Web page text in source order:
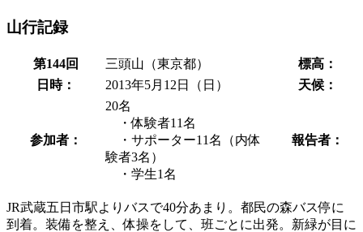
山行記録
第144回 三頭山（東京都）
標高：
日時：
2013年5月12日（日） 天候：
参加者：
20名
・体験者11名
・サポーター11名（内体
験者3名）
・学生1名
報告者：
JR武蔵五日市駅よりバスで40分あまり。都民の森バス停に
到着。装備を整え、体操をして、班ごとに出発。新緑が目に